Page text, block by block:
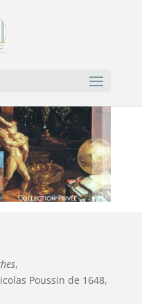
,
Poussin de 1648,